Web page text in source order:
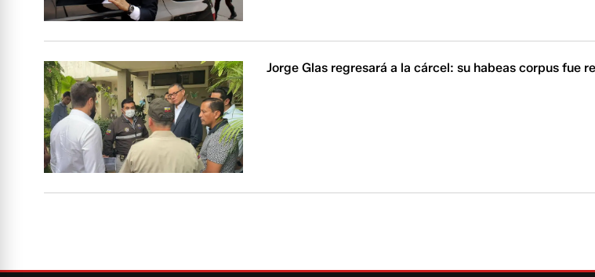
Jorge Glas regresará a la cárcel: su habeas corpus fue